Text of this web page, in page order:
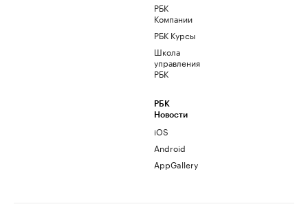
РБК
Компании
РБК Курсы
Школа
управления
РБК
РБК
Новости
iOS
Android
AppGallery